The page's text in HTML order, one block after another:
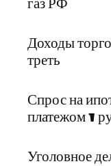
газ РФ
Доходы
треть
Спрос на
платежом 1
Уголовное